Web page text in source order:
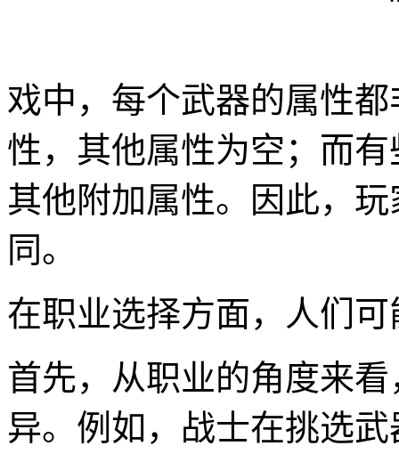
戏中，每个武器的属性
性，其他属性为空；而
其他附加属性。因此，
同。
在职业选择方面，人们
首先，从职业的角度来
异。例如，战士在挑选